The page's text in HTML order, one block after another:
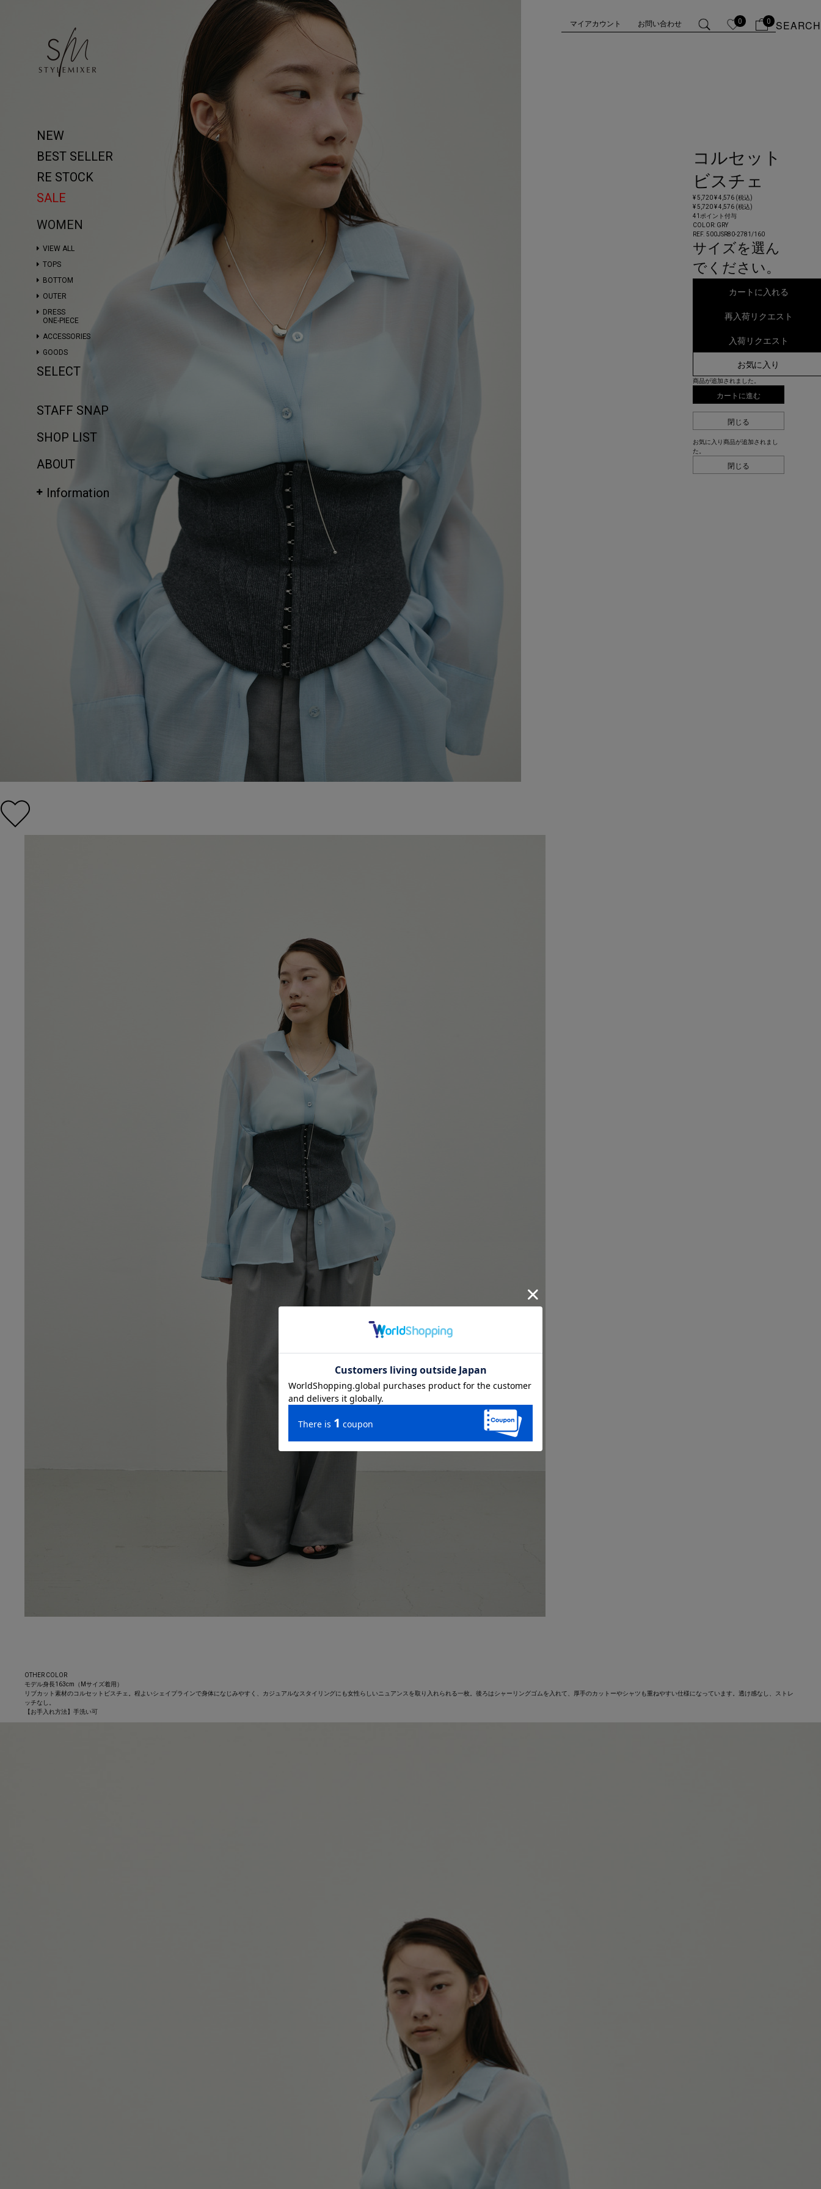
マイアカウント お問い合わせ 0 0 SEARCH
NEW
BEST SELLER
RE STOCK
SALE
WOMEN
VIEW ALL
TOPS
BOTTOM
OUTER
DRESS
ONE-PIECE
ACCESSORIES
GOODS
SELECT
STAFF SNAP
SHOP LIST
ABOUT
Information
コルセット
ビスチェ
¥ 5,720¥ 4,576 (税込)
¥ 5,720¥ 4,576 (税込)
41ポイント付与
COLOR: GRY
REF. 500JSR80-2781/160
サイズを選ん
でください。
カートに入れる
再入荷リクエスト
入荷リクエスト
お気に入り
商品が追加されました。
カートに進む
閉じる
お気に入り商品が追加されまし
た。
閉じる
OTHER COLOR
モデル身長163cm（Mサイズ着用）
リブカット素材のコルセットビスチェ。程よいシェイプラインで身体になじみやすく、カジュアルなスタイリングにも女性らしいニュアンスを取り入れられる一枚。後ろはシャーリングゴムを入れて、厚手のカットーやシャツも重ねやすい仕様になっています。透け感なし、ストレ
ッチなし。
【お手入れ方法】手洗い可